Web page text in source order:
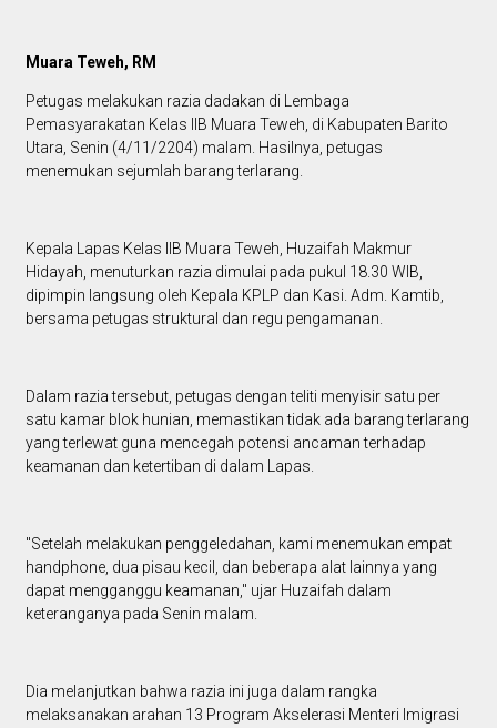
Muara Teweh, RM
Petugas melakukan razia dadakan di Lembaga
Pemasyarakatan Kelas IIB Muara Teweh, di Kabupaten Barito
Utara, Senin (4/11/2204) malam. Hasilnya, petugas
menemukan sejumlah barang terlarang.
Kepala Lapas Kelas IIB Muara Teweh, Huzaifah Makmur
Hidayah, menuturkan razia dimulai pada pukul 18.30 WIB,
dipimpin langsung oleh Kepala KPLP dan Kasi. Adm. Kamtib,
bersama petugas struktural dan regu pengamanan.
Dalam razia tersebut, petugas dengan teliti menyisir satu per
satu kamar blok hunian, memastikan tidak ada barang terlarang
yang terlewat guna mencegah potensi ancaman terhadap
keamanan dan ketertiban di dalam Lapas.
"Setelah melakukan penggeledahan, kami menemukan empat
handphone, dua pisau kecil, dan beberapa alat lainnya yang
dapat mengganggu keamanan," ujar Huzaifah dalam
keteranganya pada Senin malam.
Dia melanjutkan bahwa razia ini juga dalam rangka
melaksanakan arahan 13 Program Akselerasi Menteri Imigrasi